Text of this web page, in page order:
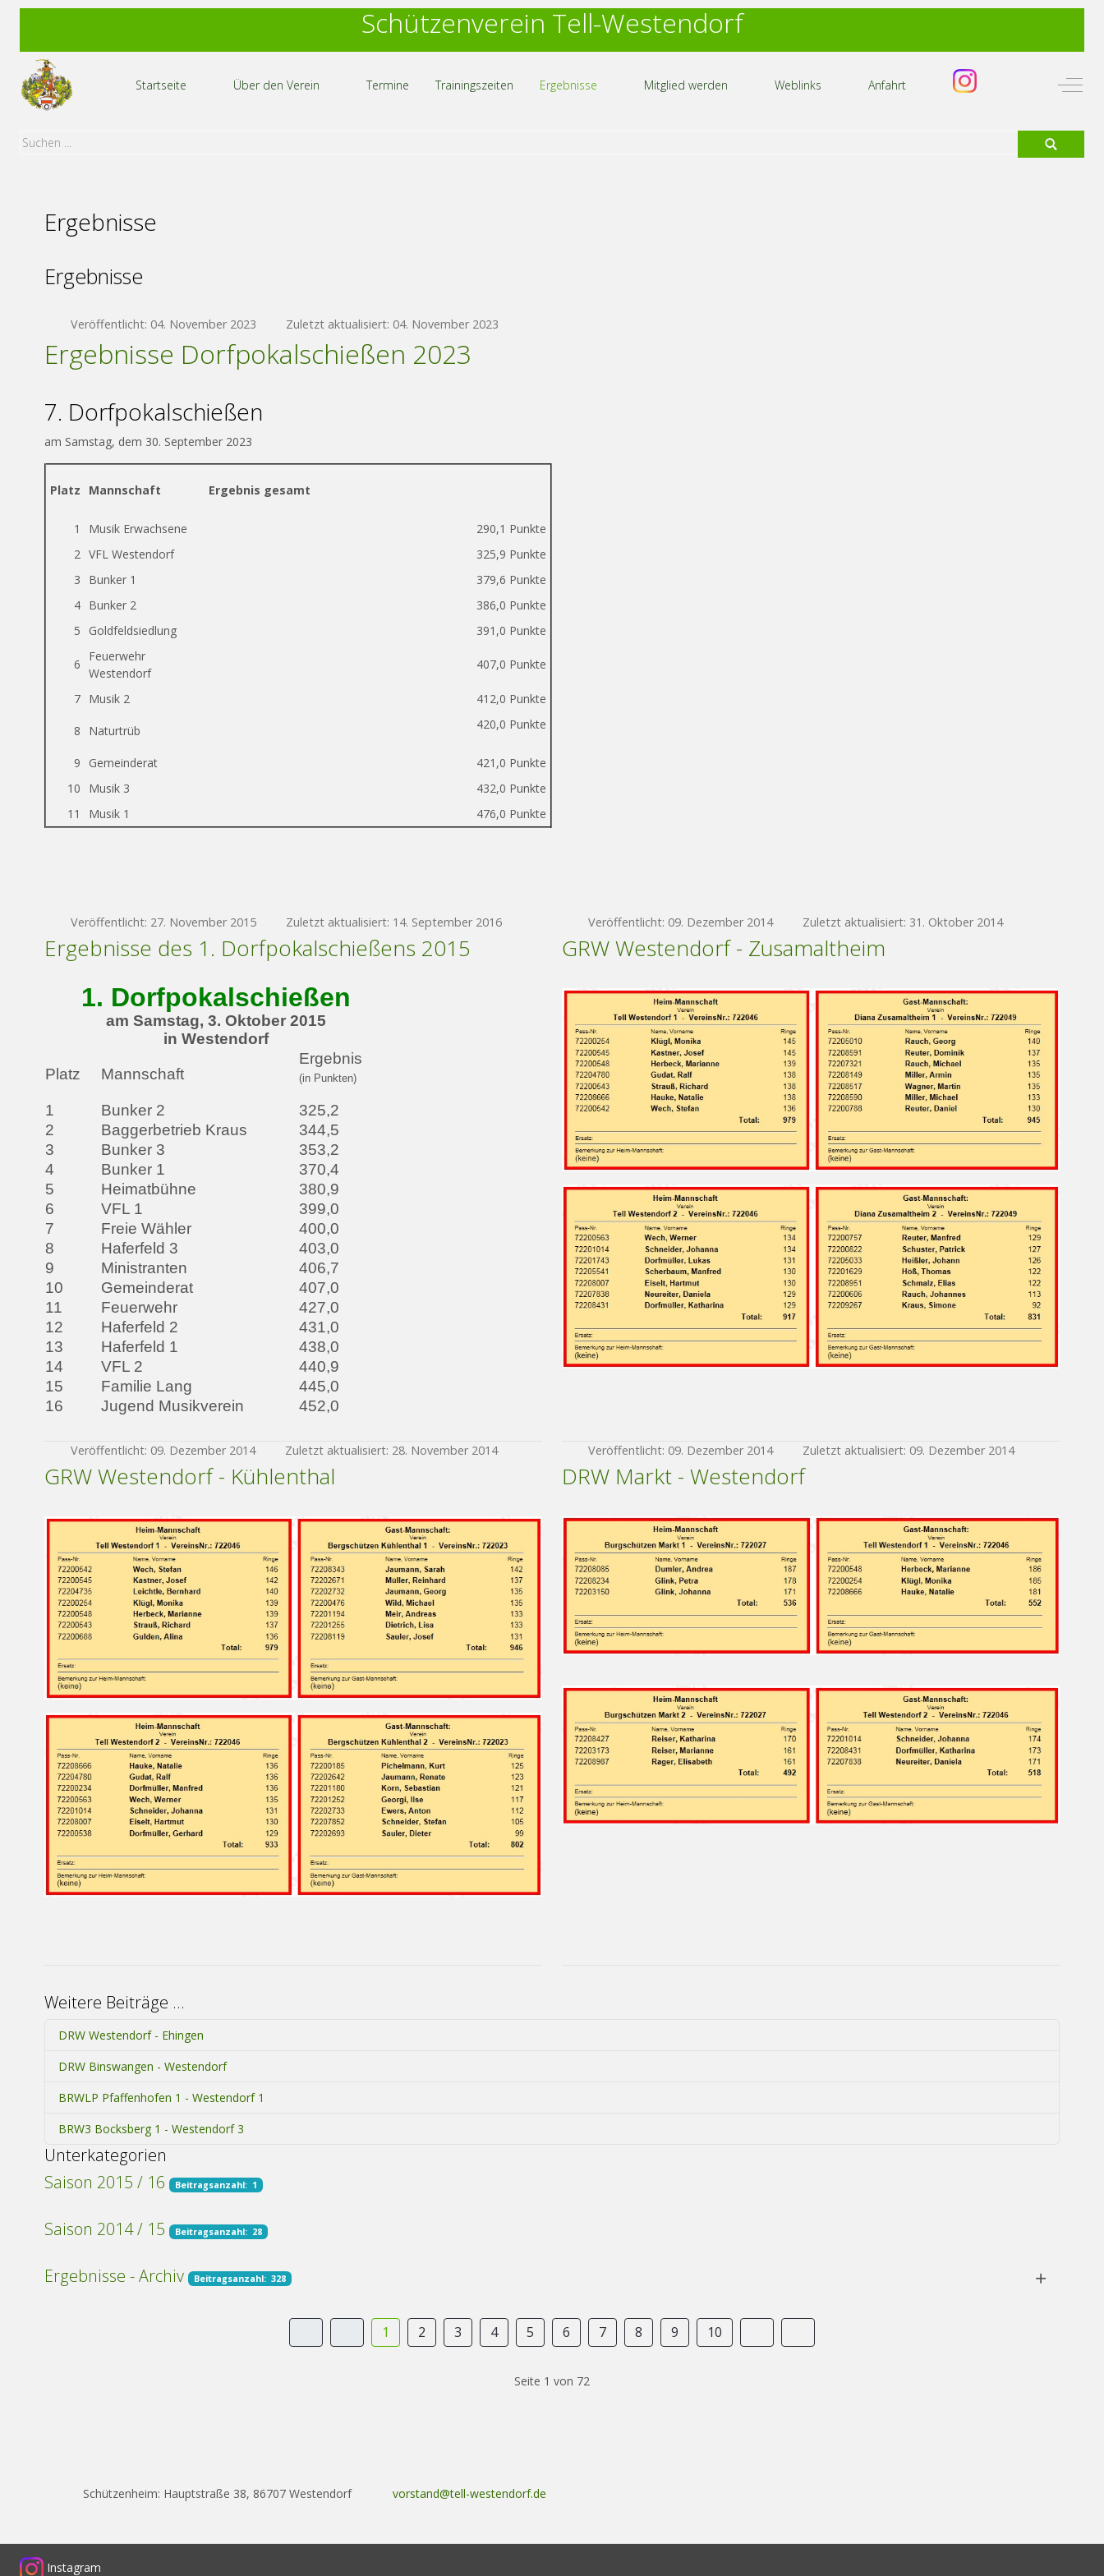
Schützenverein Tell-Westendorf
Startseite Über den Verein Termine Trainingszeiten Ergebnisse Mitglied werden Weblinks Anfahrt Off-
Ergebnisse
Ergebnisse
Veröffentlicht: 04. November 2023 Zuletzt aktualisiert: 04. November 2023
Ergebnisse Dorfpokalschießen 2023
7. Dorfpokalschießen
am Samstag, dem 30. September 2023
Platz Mannschaft Ergebnis gesamt
1 Musik Erwachsene
290,1 Punkte
2 VFL Westendorf
325,9 Punkte
3
Bunker 1
379,6 Punkte
4 Bunker 2
386,0 Punkte
5
Goldfeldsiedlung 391,0 Punkte
6
Feuerwehr
Westendorf
407,0 Punkte
7 Musik 2 412,0 Punkte
8 Naturtrüb 420,0 Punkte
9 Gemeinderat
421,0 Punkte
10
Musik 3
432,0 Punkte
11
Musik 1 476,0 Punkte
Veröffentlicht: 27. November 2015 Zuletzt aktualisiert: 14. September 2016
Ergebnisse des 1. Dorfpokalschießens 2015
1. Dorfpokalschießen
am Samstag, 3. Oktober 2015
in Westendorf
Platz Mannschaft
Ergebnis
(in Punkten)
1 Bunker 2
325,2
2
Baggerbetrieb Kraus
344,5
3
Bunker 3
353,2
4
Bunker 1
370,4
5
Heimatbühne
380,9
6
VFL 1
399,0
7
Freie Wähler
400,0
8
Haferfeld 3
403,0
9
Ministranten
406,7
10
Gemeinderat
407,0
11
Feuerwehr
427,0
12
Haferfeld 2
431,0
13
Haferfeld 1
438,0
14
VFL 2
440,9
15
Familie Lang
445,0
16
Jugend Musikverein 452,0
Veröffentlicht: 09. Dezember 2014 Zuletzt aktualisiert: 31. Oktober 2014
GRW Westendorf - Zusamaltheim
Veröffentlicht: 09. Dezember 2014 Zuletzt aktualisiert: 28. November 2014
GRW Westendorf - Kühlenthal
Veröffentlicht: 09. Dezember 2014 Zuletzt aktualisiert: 09. Dezember 2014
DRW Markt - Westendorf
Weitere Beiträge …
DRW Westendorf - Ehingen
DRW Binswangen - Westendorf
BRWLP Pfaffenhofen 1 - Westendorf 1
BRW3 Bocksberg 1 - Westendorf 3
Unterkategorien
Saison 2015 / 16
Beitragsanzahl: 1
Saison 2014 / 15 Beitragsanzahl: 28
Ergebnisse - Archiv Beitragsanzahl: 328
1 2 3 4 5 6 7 8 9 10
Seite 1 von 72
Schützenheim: Hauptstraße 38, 86707 Westendorf vorstand@tell-westendorf.de
Instagram